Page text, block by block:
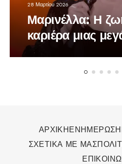
28 Μαρτίου 2026
Μαρινέλλα: Η
καριέρα μιας
τραγουδίστριας
ΑΡΧΙΚΗΕΝΗΜΕΡΩΣΗ
ΣΧΕΤΙΚΑ ΜΕ ΜΑΣ